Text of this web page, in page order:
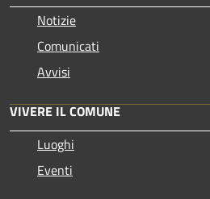
Notizie
Comunicati
Avvisi
VIVERE IL COMUNE
Luoghi
Eventi